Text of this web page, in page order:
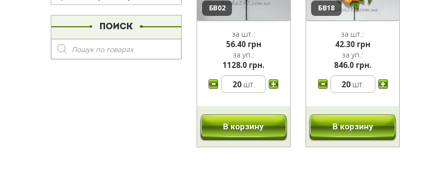
ПОИСК
Поиск
товаров
БВ02
за шт.:
56.40 грн
за уп.:
1128.0 грн.
20шт.
В корзину
БВ18
за шт.:
42.30 грн
за уп.:
846.0 грн.
20 шт.
В корзину